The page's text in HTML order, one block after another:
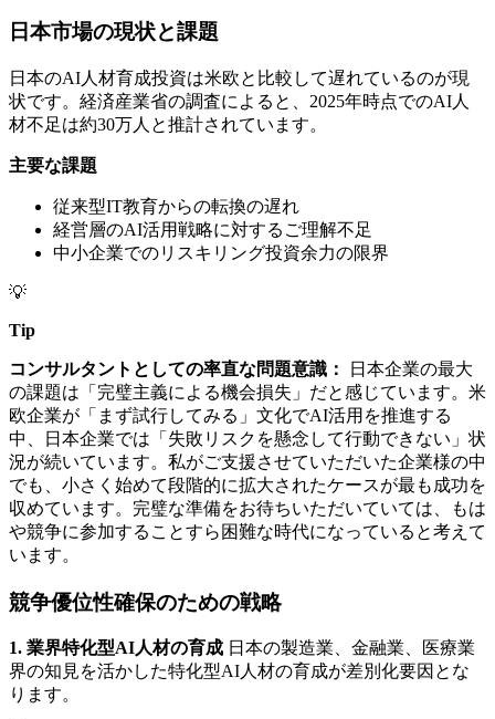
日本市場の現状と課題
日本のAI人材育成投資は米欧と比較して遅れているのが現
状です。経済産業省の調査によると、2025年時点でのAI人
材不足は約30万人と推計されています。
主要な課題
従来型IT教育からの転換の遅れ
経営層のAI活用戦略に対するご理解不足
中小企業でのリスキリング投資余力の限界
💡
Tip
コンサルタントとしての率直な問題意識：
日本企業の最大
の課題は「完璧主義による機会損失」だと感じています。米
欧企業が「まず試行してみる」文化でAI活用を推進する
中、日本企業では「失敗リスクを懸念して行動できない」状
況が続いています。私がご支援させていただいた企業様の中
でも、小さく始めて段階的に拡大されたケースが最も成功を
収めています。完璧な準備をお待ちいただいていては、もは
や競争に参加することすら困難な時代になっていると考えて
います。
競争優位性確保のための戦略
1. 業界特化型AI人材の育成 日本の製造業、金融業、医療業
界の知見を活かした特化型AI人材の育成が差別化要因とな
ります。